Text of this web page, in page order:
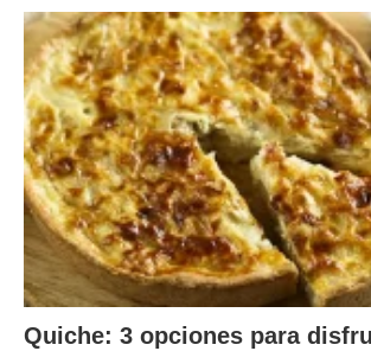
Quiche: 3 opciones para